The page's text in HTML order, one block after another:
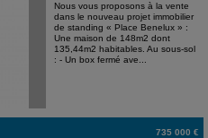
Nous vous proposons à la vente
dans le nouveau projet immobilier
de standing « Place Benelux » :
Une maison de 148m2 dont
135,44m2 habitables. Au sous-sol
: - Un box fermé ave...
735 000 €